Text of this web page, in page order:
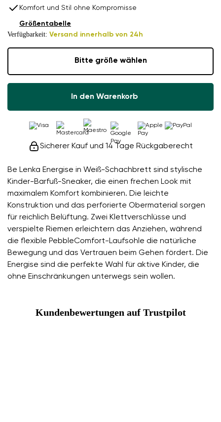
Be Lenka Energise in Weiß-Schachbrett sind stylische
Kinder-Barfuß-Sneaker, die einen frechen Look mit
maximalem Komfort kombinieren. Die leichte
Konstruktion und das perforierte Obermaterial sorgen
für reichlich Belüftung. Zwei Klettverschlüsse und
verspielte Riemen erleichtern das Anziehen, während
die flexible PebbleComfort-Laufsohle die natürliche
Bewegung und das Vertrauen beim Gehen fördert. Die
Energise sind die perfekte Wahl für aktive Kinder, die
ohne Einschränkungen unterwegs sein wollen.
Komfort und Stil ohne Kompromisse
Verfügbarkeit: Versand innerhalb von 24h
Größentabelle
Bitte größe wählen
In den Warenkorb
Sicherer Kauf und 14 Tage Rückgaberecht
Kundenbewertungen auf Trustpilot